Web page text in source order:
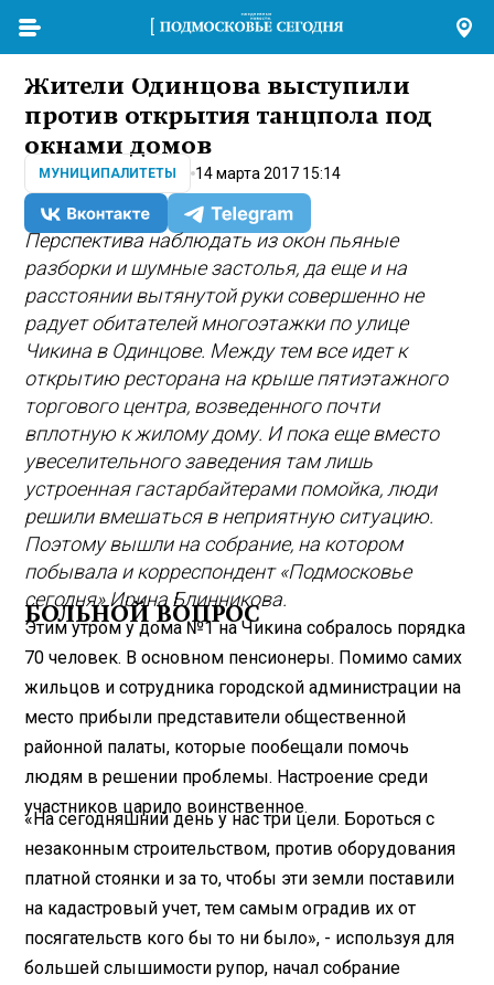
Жители Одинцова выступили
против открытия танцпола под
окнами домов
МУНИЦИПАЛИТЕТЫ 14 марта 2017 15:14
Перспектива наблюдать из окон пьяные
разборки и шумные застолья, да еще и на
расстоянии вытянутой руки совершенно не
радует обитателей многоэтажки по улице
Чикина в Одинцове. Между тем все идет к
открытию ресторана на крыше пятиэтажного
торгового центра, возведенного почти
вплотную к жилому дому. И пока еще вместо
увеселительного заведения там лишь
устроенная гастарбайтерами помойка, люди
решили вмешаться в неприятную ситуацию.
Поэтому вышли на собрание, на котором
побывала и корреспондент «Подмосковье
сегодня» Ирина Блинникова.
БОЛЬНОЙ ВОПРОС
Этим утром у дома №1 на Чикина собралось порядка
70 человек. В основном пенсионеры. Помимо самих
жильцов и сотрудника городской администрации на
место прибыли представители общественной
районной палаты, которые пообещали помочь
людям в решении проблемы. Настроение среди
участников царило воинственное.
«На сегодняшний день у нас три цели. Бороться с
незаконным строительством, против оборудования
платной стоянки и за то, чтобы эти земли поставили
на кадастровый учет, тем самым оградив их от
посягательств кого бы то ни было», - используя для
большей слышимости рупор, начал собрание